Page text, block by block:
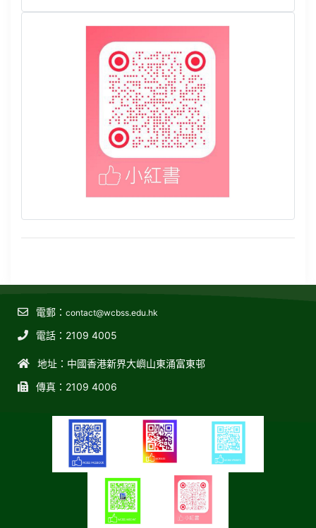
電郵： contact@wcbss.edu.hk
電話：2109 4005
地址：中國香港新界大嶼山東涌富東邨
傳真：2109 4006